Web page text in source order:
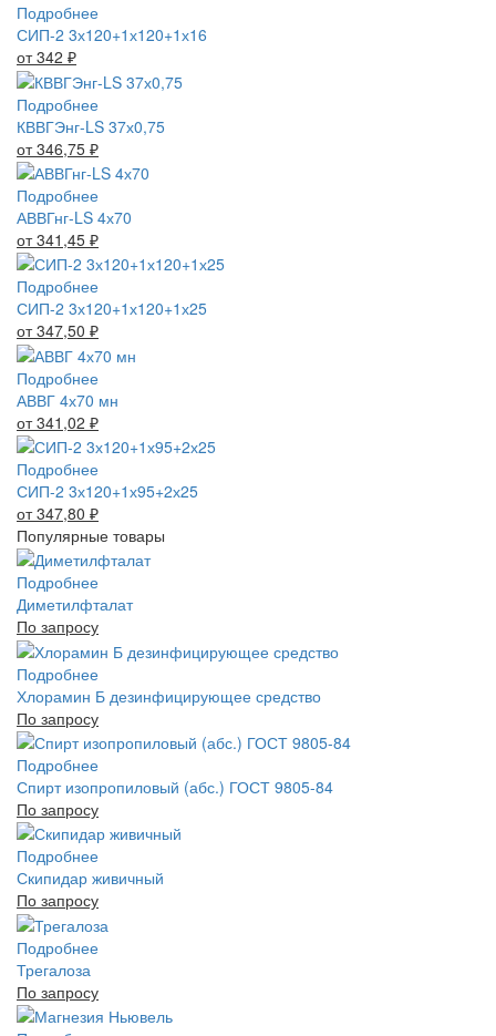
Подробнее
СИП-2 3х120+1х120+1х16
от 342 ₽
Подробнее
КВВГЭнг-LS 37х0,75
от 346,75 ₽
Подробнее
АВВГнг-LS 4х70
от 341,45 ₽
Подробнее
СИП-2 3х120+1х120+1х25
от 347,50 ₽
Подробнее
АВВГ 4х70 мн
от 341,02 ₽
Подробнее
СИП-2 3х120+1х95+2х25
от 347,80 ₽
Популярные товары
Подробнее
Диметилфталат
По запросу
Подробнее
Хлорамин Б дезинфицирующее средство
По запросу
Подробнее
Спирт изопропиловый (абс.) ГОСТ 9805-84
По запросу
Подробнее
Скипидар живичный
По запросу
Подробнее
Трегалоза
По запросу